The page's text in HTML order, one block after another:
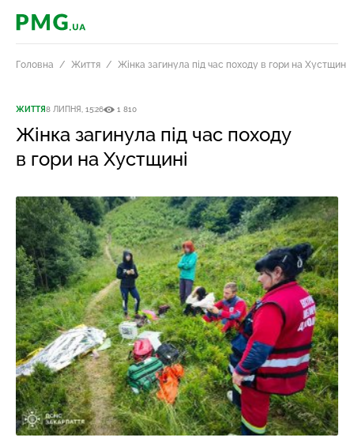
PMG.ua
Головна Життя Жінка загинула під час походу в гори на Хустщині
ЖИТТЯ8 ЛИПНЯ, 15:26 1 810
Жінка загинула під час походу
в гори на Хустщині